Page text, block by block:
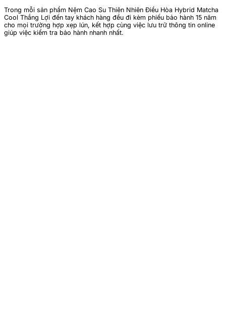
Trong mỗi sản phẩm Nệm Cao Su Thiên Nhiên Điều Hòa Hybrid Matcha
Cool Thắng Lợi đến tay khách hàng đều đi kèm phiếu bảo hành 15 năm
cho mọi trường hợp xẹp lún, kết hợp cùng việc lưu trữ thông tin online
giúp việc kiểm tra bảo hành nhanh nhất.